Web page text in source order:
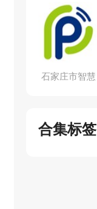
石家庄市智慧
合集标签